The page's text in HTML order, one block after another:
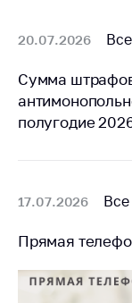
20.07.2026
Сумма
полугодие
17.07.2026
Прямая